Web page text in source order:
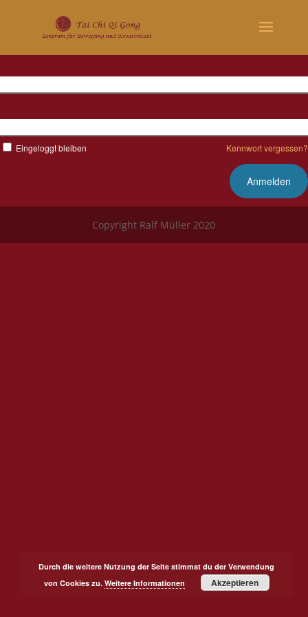
Eingeloggt bleiben Kennwort vergessen?
Copyright Ralf Müller 2020
Durch die weitere Nutzung der Seite stimmst du der Verwendung
von Cookies zu. Weitere Informationen Akzeptieren